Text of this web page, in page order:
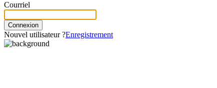
Courriel
Connexion
Nouvel utilisateur ?Enregistrement